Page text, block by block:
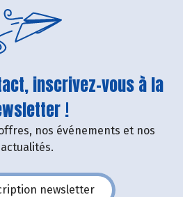
inscrivez-vous à la
!
nos événements et nos
actualités.
newsletter